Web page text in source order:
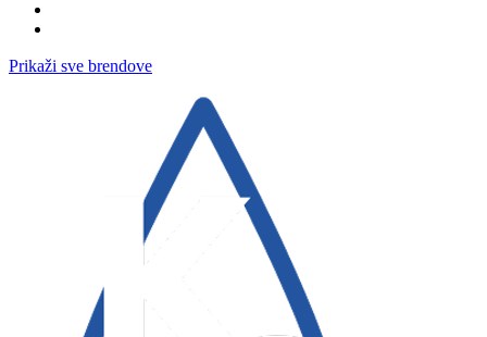
Prikaži sve brendove